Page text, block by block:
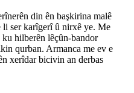
din ên başkirina malê
ser karîgerî û nirxê ye. Me
hilberên lêçûn-bandor
qurban. Armanca me ev e
xerîdar bicivin an derbas